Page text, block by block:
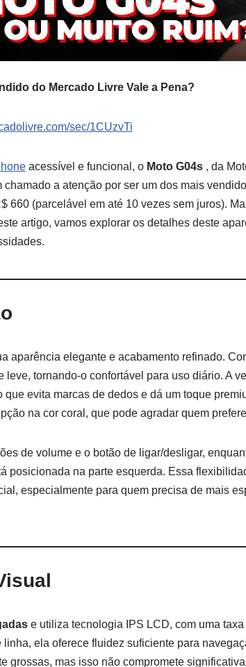
do Mercado Livre Vale a Pena?
sec/1CUzvTi
acessível e funcional, o Moto G04s , da
a atenção por ser um dos mais
660 (parcelável em até 10 vezes sem juros).
artigo, vamos explorar os detalhes deste
aparência elegante e acabamento refinado.
leve, tornando-o confortável para uso diário. A
que evita marcas de dedos e dá um toque
na cor coral, que pode agradar quem
de volume e o botão de ligar/desligar,
posicionada na parte esquerda. Essa
especialmente para quem precisa de mais
e utiliza tecnologia IPS LCD, com uma
ela oferece fluidez suficiente para
grossas, mas isso não compromete